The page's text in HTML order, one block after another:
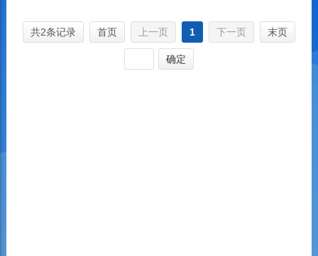
共2条记录 首页 上一页 1 下一页 末页
确定